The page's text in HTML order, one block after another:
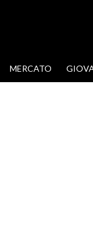
MERCATO